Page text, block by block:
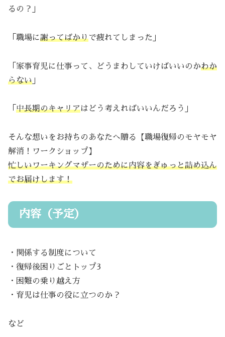
るの？」
「職場に謝ってばかりで疲れてしまった」
「家事育児に仕事って、どうまわしていけばいいのかわか
らない 」
「 中長期のキャリアはどう考えればいいんだろう」
そんな想いをお持ちのあなたへ贈る【職場復帰のモヤモヤ
解消！ワークショップ】
忙しいワーキングマザーのために内容をぎゅっと詰め込ん
でお届けします！
内容（予定）
・関係する制度について
・復帰後困りごとトップ3
・困難の乗り越え方
・育児は仕事の役に立つのか？
など